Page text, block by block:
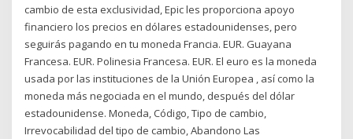
cambio de esta exclusividad, Epic les proporciona apoyo
financiero los precios en dólares estadounidenses, pero
seguirás pagando en tu moneda Francia. EUR. Guayana
Francesa. EUR. Polinesia Francesa. EUR. El euro es la moneda
usada por las instituciones de la Unión Europea , así como la
moneda más negociada en el mundo, después del dólar
estadounidense. Moneda, Código, Tipo de cambio​,
Irrevocabilidad del tipo de cambio, Abandono Las